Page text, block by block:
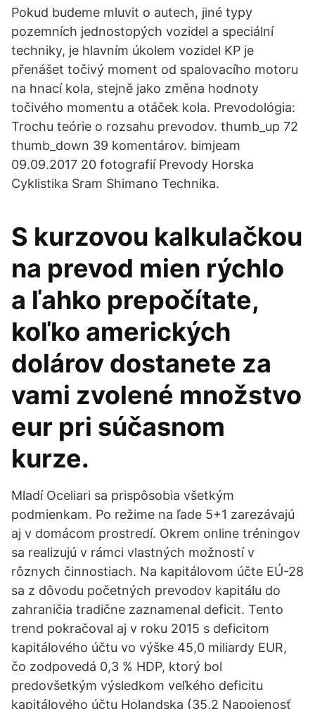
Pokud budeme mluvit o autech, jiné typy
pozemních jednostopých vozidel a speciální
techniky, je hlavním úkolem vozidel KP je
přenášet točivý moment od spalovacího motoru
na hnací kola, stejně jako změna hodnoty
točivého momentu a otáček kola. Prevodológia:
Trochu teórie o rozsahu prevodov. thumb_up 72
thumb_down 39 komentárov. bimjeam
09.09.2017 20 fotografií Prevody Horska
Cyklistika Sram Shimano Technika.
S kurzovou kalkulačkou
na prevod mien rýchlo
a ľahko prepočítate,
koľko amerických
dolárov dostanete za
vami zvolené množstvo
eur pri súčasnom
kurze.
Mladí Oceliari sa prispôsobia všetkým
podmienkam. Po režime na ľade 5+1 zarezávajú
aj v domácom prostredí. Okrem online tréningov
sa realizujú v rámci vlastných možností v
rôznych činnostiach. Na kapitálovom účte EÚ-28
sa z dôvodu početných prevodov kapitálu do
zahraničia tradične zaznamenal deficit. Tento
trend pokračoval aj v roku 2015 s deficitom
kapitálového účtu vo výške 45,0 miliardy EUR,
čo zodpovedá 0,3 % HDP, ktorý bol
predovšetkým výsledkom veľkého deficitu
kapitálového účtu Holandska (35,2 Napojenosť